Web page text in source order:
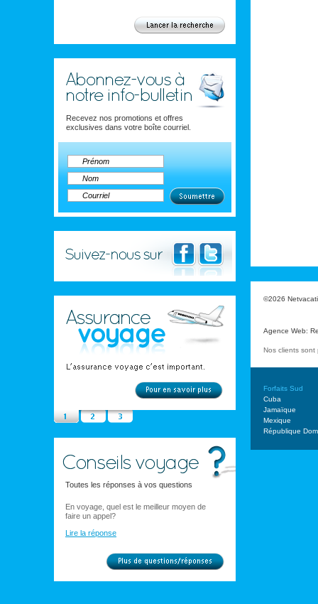
Recevez nos promotions et offres
exclusives dans votre boîte courriel.
Toutes les réponses à vos questions
En voyage, quel est le meilleur moyen de
faire un appel?
Lire la réponse
©2026
Agence Web:
Nos clients sont
Forfaits Sud
Cuba
Jamaïque
Mexique
République